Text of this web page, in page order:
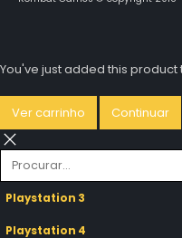
You've just added this product
Ver carrinho Continuar
Playstation 3
Playstation 4